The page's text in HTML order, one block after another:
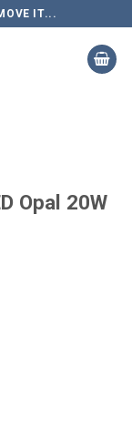
IT...
Opal 20W